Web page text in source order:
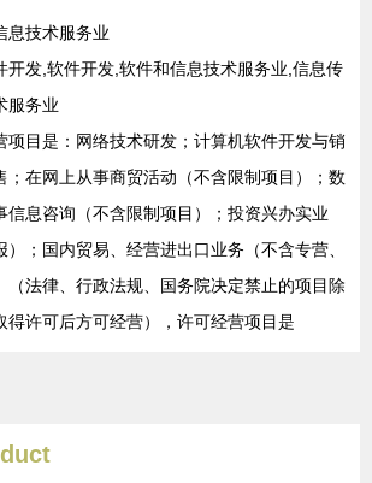
息技术服务业
开发,软件开发,软件和信息技术服务业,信息传
服务业
项目是：网络技术研发；计算机软件开发与销
；在网上从事商贸活动（不含限制项目）；数
信息咨询（不含限制项目）；投资兴办实业
）；国内贸易、经营进出口业务（不含专营、
（法律、行政法规、国务院决定禁止的项目除
得许可后方可经营），许可经营项目是